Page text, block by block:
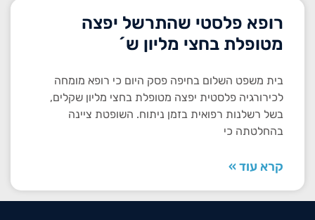
רופא פלסטי שהתרשל יפצה
מטופלת בחצי מליון ש´
בית משפט השלום בחיפה פסק היום כי רופא מומחה
לכירורגיה פלסטית יפצה מטופלת בחצי מליון שקלים,
בשל רשלנות רפואית בזמן ניתוח. השופטת ציינה
בהחלטתה כי
קרא עוד »